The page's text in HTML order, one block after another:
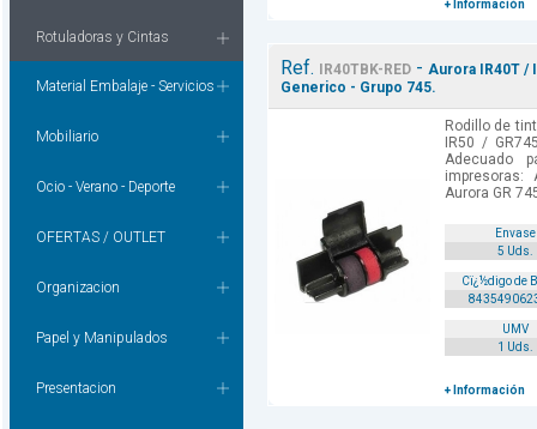
Rotuladoras y Cintas
Material Embalaje - Servicios
Mobiliario
Ocio - Verano - Deporte
OFERTAS / OUTLET
Organizacion
Papel y Manipulados
Presentacion
+ Información
Ref. IR40TBK-RED- Aurora IR40T /
Generico - Grupo 745.
Rodillo de
IR50 /
Adecuado
Aurora GR
Envase
5 Uds.
Cï¿½digo de
UMV
1 Uds.
+ Información